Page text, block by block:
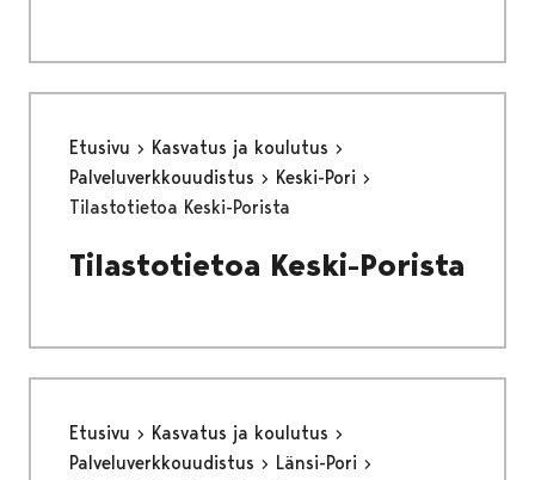
Etusivu
Kasvatus ja koulutus
Palveluverkkouudistus
Keski-Pori
Tilastotietoa Keski-Porista
Tilastotietoa Keski-Porista
Etusivu
Kasvatus ja koulutus
Palveluverkkouudistus
Länsi-Pori